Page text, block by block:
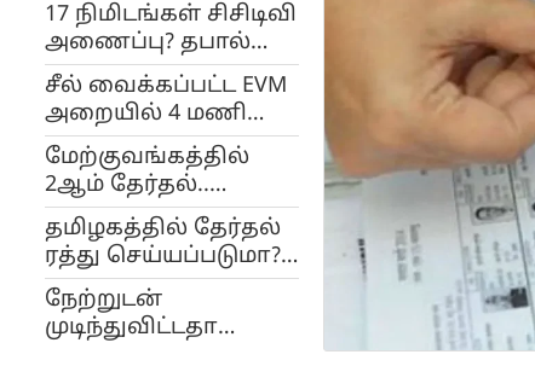
17 நிமிடங்கள் சிசிடிவி
அணைப்பு? தபால்
வாக்குகள்
முன்கூட்டியே பிரிப்பு?
தேர்தல்
ஆணையத்தில் திடுக்
புகார்...!
சீல் வைக்கப்பட்ட EVM
அறையில் 4 மணி
நேரம் இருந்த மம்தா
பானர்ஜி.. என்ன
செய்தார்?
மேற்குவங்கத்தில்
2ஆம் தேர்தல்..
வாக்குப்பதிவு
தொடங்கிய சில
நிமிடங்களில் பயங்கர
வன்முறை..!
தமிழகத்தில் தேர்தல்
ரத்து செய்யப்படுமா?
உச்சநீதிமன்றத்தில்
மனுதாக்கல்..!
நேற்றுடன்
முடிந்துவிட்டதா